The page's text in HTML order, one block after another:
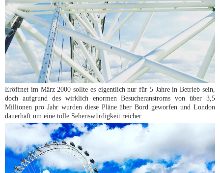
Eröffnet im März 2000 sollte es eigentlich nur für 5 Jahre in Betrieb sein,
doch aufgrund des wirklich enormen Besucheranstroms von über 3,5
Millionen pro Jahr wurden diese Pläne über Bord geworfen und London
dauerhaft um eine tolle Sehenswürdigkeit reicher.